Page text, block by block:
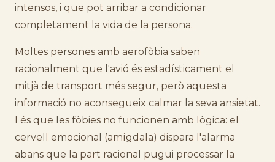
intensos, i que pot arribar a condicionar
completament la vida de la persona.
Moltes persones amb aerofòbia saben
racionalment que l'avió és estadísticament el
mitjà de transport més segur, però aquesta
informació no aconsegueix calmar la seva ansietat.
I és que les fòbies no funcionen amb lògica: el
cervell emocional (amígdala) dispara l'alarma
abans que la part racional pugui processar la